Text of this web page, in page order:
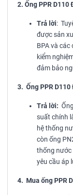
2. Ống PPR
Trả lời:
được sản
BPA và
kiểm
đảm bảo
3. Ống PPR
Trả lời:
suất chính
hệ thống
còn ống
thống nước
yêu cầu áp
4. Mua ống PPR